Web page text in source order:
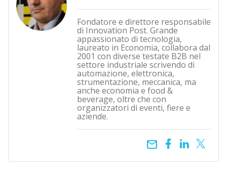
Fondatore e direttore responsabile
di Innovation Post. Grande
appassionato di tecnologia,
laureato in Economia, collabora dal
2001 con diverse testate B2B nel
settore industriale scrivendo di
automazione, elettronica,
strumentazione, meccanica, ma
anche economia e food &
beverage, oltre che con
organizzatori di eventi, fiere e
aziende.
email